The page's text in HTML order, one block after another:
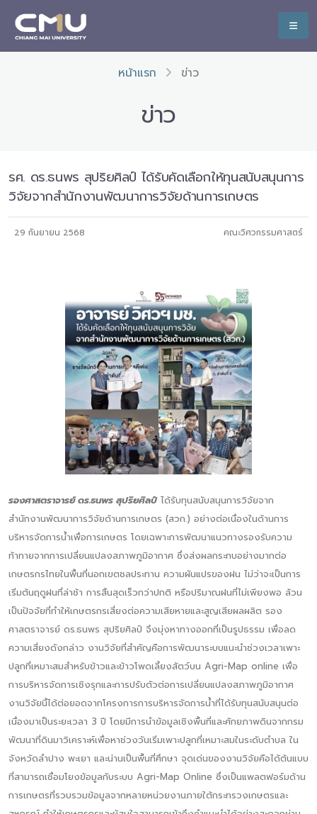
หน้าแรก ข่าว
ข่าว
รศ. ดร.ธนพร สุปริยศิลป์ ได้รับคัดเลือกให้ทุนสนับสนุนการ
วิจัยจากสำนักงานพัฒนาการวิจัยด้านการเกษตร
29 กันยายน 2568 คณะวิศวกรรมศาสตร์
รองศาสตราจารย์ ดร.ธนพร สุปริยศิลป์ ได้รับทุนสนับสนุนการวิจัยจาก
สำนักงานพัฒนาการวิจัยด้านการเกษตร (สวก.) อย่างต่อเนื่องในด้านการ
บริหารจัดการน้ำเพื่อการเกษตร โดยเฉพาะการพัฒนาแนวทางรองรับความ
ท้าทายจากการเปลี่ยนแปลงสภาพภูมิอากาศ ซึ่งส่งผลกระทบอย่างมากต่อ
เกษตรกรไทยในพื้นที่นอกเขตชลประทาน ความผันแปรของฝน ไม่ว่าจะเป็นการ
เริ่มต้นฤดูฝนที่ล่าช้า การสิ้นสุดเร็วกว่าปกติ หรือปริมาณฝนที่ไม่เพียงพอ ล้วน
เป็นปัจจัยที่ทำให้เกษตรกรเสี่ยงต่อความเสียหายและสูญเสียผลผลิต รอง
ศาสตราจารย์ ดร.ธนพร สุปริยศิลป์ จึงมุ่งหาทางออกที่เป็นรูปธรรม เพื่อลด
ความเสี่ยงดังกล่าว งานวิจัยที่สำคัญคือการพัฒนาระบบแนะนำช่วงเวลาเพาะ
ปลูกที่เหมาะสมสำหรับข้าวและข้าวโพดเลี้ยงสัตว์บน Agri-Map online เพื่อ
การบริหารจัดการเชิงรุกและการปรับตัวต่อการเปลี่ยนแปลงสภาพภูมิอากาศ
งานวิจัยนี้ได้ต่อยอดจากโครงการการบริหารจัดการน้ำที่ได้รับทุนสนับสนุนต่อ
เนื่องมาเป็นระยะเวลา 3 ปี โดยมีการนำข้อมูลเชิงพื้นที่และศักยภาพดินจากกรม
พัฒนาที่ดินมาวิเคราะห์เพื่อหาช่วงวันเริ่มเพาะปลูกที่เหมาะสมในระดับตำบล ใน
จังหวัดลำปาง พะเยา และน่านเป็นพื้นที่ศึกษา จุดเด่นของงานวิจัยคือได้ต้นแบบ
ที่สามารถเชื่อมโยงข้อมูลกับระบบ Agri-Map Online ซึ่งเป็นแพลตฟอร์มด้าน
การเกษตรที่รวบรวมข้อมูลจากหลายหน่วยงานภายใต้กระทรวงเกษตรและ